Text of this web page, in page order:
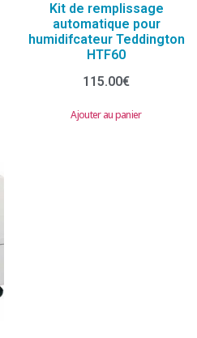
Kit de remplissage
automatique pour
humidifcateur Teddington
HTF60
115.00€
Ajouter au panier